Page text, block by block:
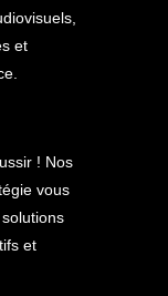
et
! Nos
vous
et